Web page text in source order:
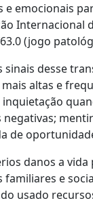
e emocionais
Internacional
(jogo
desse
altas e
de
danos a
e
usado